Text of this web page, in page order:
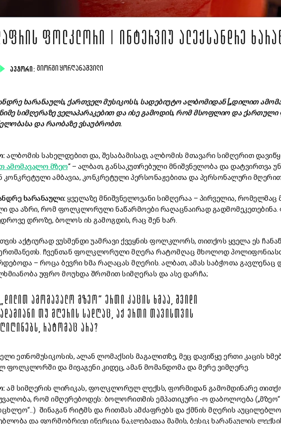
ᲤᲝᲚᲙᲚᲝᲠᲘ | ᲘᲜᲢᲔᲠᲕᲘᲣ ᲐᲚᲔᲥᲡᲐᲜᲓᲠᲔ
ᲐᲕᲢᲝᲠᲘ: ᲒᲘᲝᲠᲒᲘ ᲧᲝᲠᲦᲐᲜᲐᲨᲕᲘᲚᲘ
ხარანაულს, ქართველ მუსიკოსს, სადებიუტო ალბომიდან [„დილით
სიმღერაზე ველაპარაკებით და ისე გამოდის, რომ მსოფლიო და
და რაობაზე ვსაუბრობთ.
ალბომის სახელდებით და, შესაბამისად, ალბომის მთავარი სიმღერით
ამომავალო მზეო“ – ალბათ, განსაკუთრებული მნიშვნელობა და დატვირთვა
კონკრეტული ამბავია, კონკრეტული პერსონაჟებითა და პერსონალური
ხარანაული: ყველაზე მნიშვნელოვანი სიმღერაა – პირველია, რომელმაც
და აზრი, რომ ფოლკლორული ნაწარმოები რაღაცნაირად გადმომეკეთებინა.
დროზე, ბოლოს ის გამოგდის, რაც შენ ხარ.
აქტიურად ვუსმენდი უამრავი ქვეყნის ფოლკლორს, თითქოს ყველა ეს
ჩვენთან ფოლკლორული მღერა რატომღაც მხოლოდ
– როცა ბევრი ხმა რაღაცას მღერის. ალბათ, ამას საბჭოთა გავლენაც
უფრო მოუხდა შრომით სიმღერას და ასე დარჩა;
„ᲓᲘᲚᲘᲗ ᲐᲛᲝᲛᲐᲕᲐᲚᲝ ᲛᲖᲔᲝ“ ᲔᲠᲗᲘ ᲙᲐᲪᲘᲡ ᲮᲛᲐᲐ, ᲨᲕᲘᲓᲘ
ᲐᲓᲐᲛᲘᲐᲜᲘ ᲗᲣ ᲛᲦᲔᲠᲘᲡ ᲡᲐᲓᲦᲐᲪ, ᲐᲥ ᲔᲠᲗᲘ ᲗᲐᲕᲘᲡᲗᲕᲘᲡ
ᲦᲘᲦᲘᲜᲔᲑᲡ, ᲠᲐᲢᲝᲛᲐᲪ ᲐᲠᲐ?
ეთნომუსიკოსის, ალან ლომაქსის მაგალითზე, მეც დავიწყე ერთი კაცის
ფოლკლორში და მივაგენი კიდეც, ამან მომანდომა და მერე ვიმღერე.
ამ სიმღერის ლირიკას, ფოლკლორულ ლექსს, ფორმიდან გამომდინარე
რომ იმღერებოდეს: ბოლორითმის ემპათიკური -ო დაბოლოება („მზეო“
შინაგან რიტმს და რითმას ამძაფრებს და ქმნის მღერის
და ფორმობრივი ინერცია ნაკლებადაა მამის, ბესიკ ხარანაულის